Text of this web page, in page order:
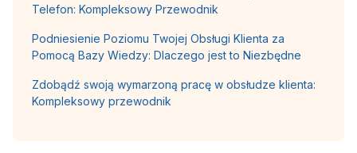
Telefon: Kompleksowy Przewodnik
Podniesienie Poziomu Twojej Obsługi Klienta za
Pomocą Bazy Wiedzy: Dlaczego jest to Niezbędne
Zdobądź swoją wymarzoną pracę w obsłudze klienta:
Kompleksowy przewodnik